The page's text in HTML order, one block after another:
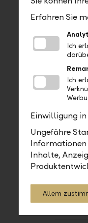
Bei
Zur
Die
Erfahren Sie
Ich
Ich
Einwilligung
Ungefähre
Informationen
Inhalte,
Allem